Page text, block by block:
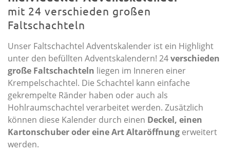
mit 24 verschieden großen
Faltschachteln
Unser Faltschachtel Adventskalender ist ein Highlight
unter den befüllten Adventskalendern! 24verschieden
große Faltschachteln liegen im Inneren einer
Krempelschachtel. Die Schachtel kann einfache
gekrempelte Ränder haben oder auch als
Hohlraumschachtel verarbeitet werden. Zusätzlich
können diese Kalender durch einen Deckel, einen
Kartonschuber oder eine Art Altaröffnung erweitert
werden.